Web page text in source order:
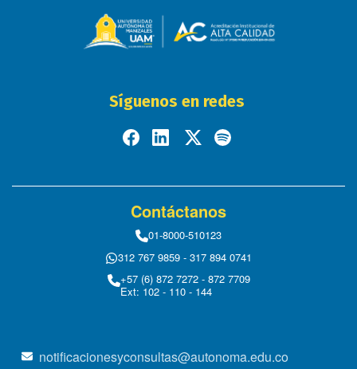
Síguenos en redes
Contáctanos
01-8000-510123
312 767 9859 - 317 894 0741
+57 (6) 872 7272 - 872 7709
Ext: 102 - 110 - 144
notificacionesyconsultas@autonoma.edu.co